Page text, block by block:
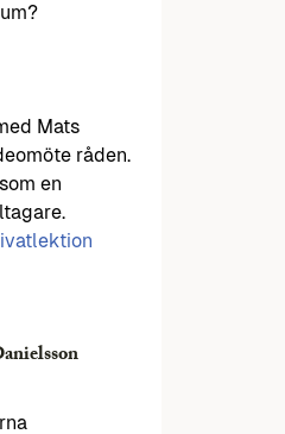
Mats
råden.
en